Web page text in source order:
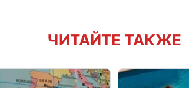
ЧИТАЙТЕ ТАКЖЕ